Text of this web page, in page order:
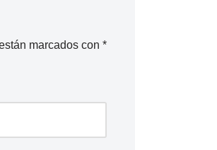
marcados con *